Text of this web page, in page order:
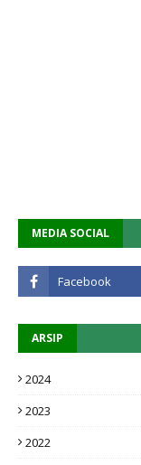
MEDIA SOCIAL
ARSIP
2024
2023
2022